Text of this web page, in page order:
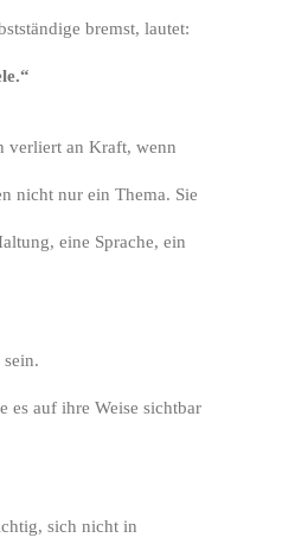
bremst, lautet:
verliert an Kraft, wenn
nicht nur ein Thema. Sie
eine Sprache, ein
es auf ihre Weise sichtbar
sich nicht in